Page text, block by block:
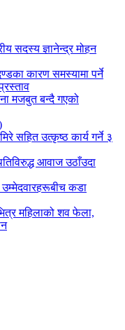
सदस्य ज्ञानेन्द्र मोहन
कारण समस्यामा पर्ने
मजबुत बन्दै गएको
सहित उत्कृष्ठ कार्य गर्ने ३
आवाज उठाँउदा
उम्मेदवारहरूबीच कडा
महिलाको शव फेला,